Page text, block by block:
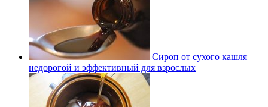
Сироп от сухого кашля
недорогой и эффективный для взрослых